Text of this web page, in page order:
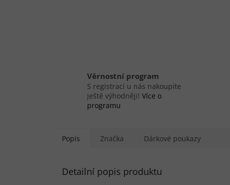
Věrnostní program
S registrací u nás nakoupíte
ještě výhodněji! Více o
programu
Popis Značka Dárkové poukazy
Detailní popis produktu